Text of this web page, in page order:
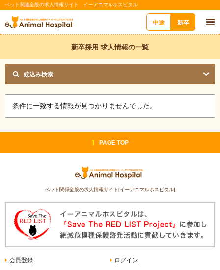
ペット関連全般の求人情報サイト イーアニマルホスピタル
中途 新卒
新卒採用 求人情報の一覧
絞込み検索
条件に一致する情報が見つかりませんでした。
PAGE TOP
ペット関係全般の求人情報サイト[イーアニマルホスピタル]
会員登録
ログイン